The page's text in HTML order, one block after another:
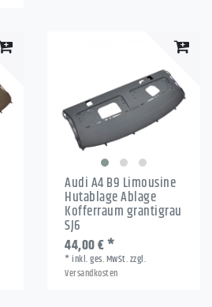
Audi A4 B9 Limousine
Hutablage Ablage
Kofferraum grantigrau
SJ6
44,00 € *
*inkl. ges. MwSt.zzgl.
Versandkosten